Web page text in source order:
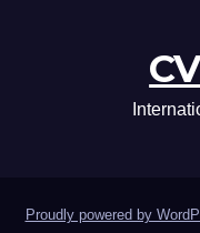
Proudly powered by